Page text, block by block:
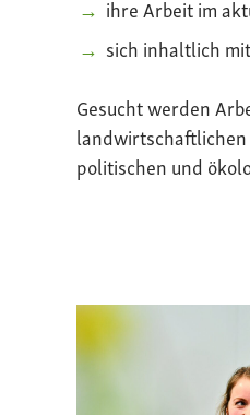
ihre Arbeit im
sich inhaltlich
Gesucht werden
landwirtschaftlichen
politischen und